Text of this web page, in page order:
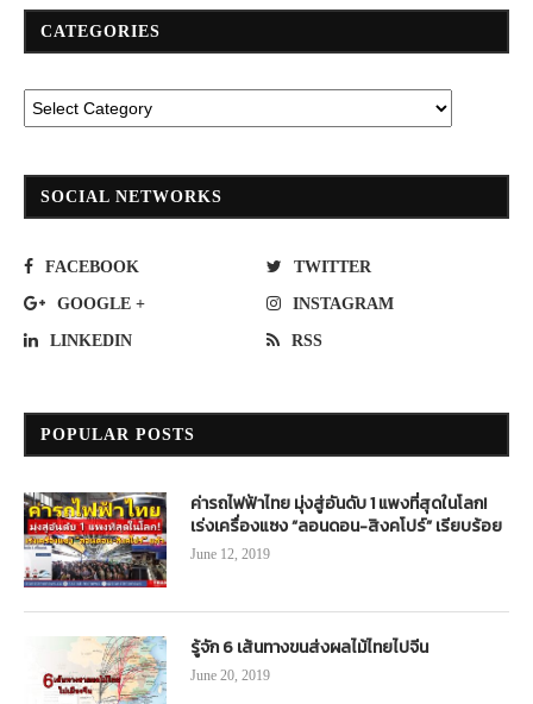
CATEGORIES
SOCIAL NETWORKS
FACEBOOK TWITTER
GOOGLE + INSTAGRAM
LINKEDIN RSS
POPULAR POSTS
ค่ารถไฟฟ้าไทย มุ่งสู่อันดับ 1 แพงที่สุดในโลก!
เร่งเครื่องแซง “ลอนดอน-สิงคโปร์” เรียบร้อย
June 12, 2019
รู้จัก 6 เส้นทางขนส่งผลไม้ไทยไปจีน
June 20, 2019